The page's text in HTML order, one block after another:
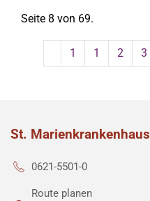
Seite 8 von 69.
1 1 2 3
St. Marienkrankenhaus
0621-5501-0
Route planen